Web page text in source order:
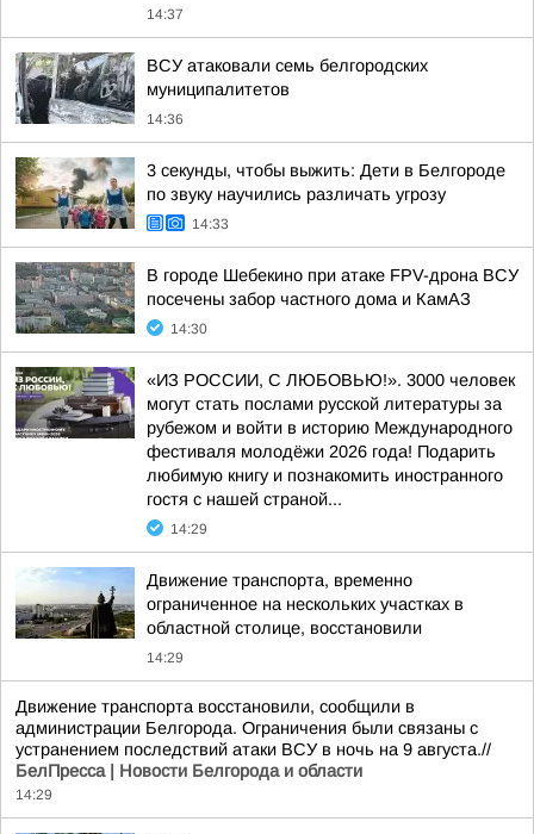
14:37
ВСУ атаковали семь белгородских
муниципалитетов
14:36
3 секунды, чтобы выжить: Дети в Белгороде
по звуку научились различать угрозу
14:33
В городе Шебекино при атаке FPV-дрона ВСУ
посечены забор частного дома и КамАЗ
14:30
«ИЗ РОССИИ, С ЛЮБОВЬЮ!». 3000 человек
могут стать послами русской литературы за
рубежом и войти в историю Международного
фестиваля молодёжи 2026 года! Подарить
любимую книгу и познакомить иностранного
гостя с нашей страной...
14:29
Движение транспорта, временно
ограниченное на нескольких участках в
областной столице, восстановили
14:29
Движение транспорта восстановили, сообщили в
администрации Белгорода. Ограничения были связаны с
устранением последствий атаки ВСУ в ночь на 9 августа.//
БелПресса | Новости Белгорода и области
14:29